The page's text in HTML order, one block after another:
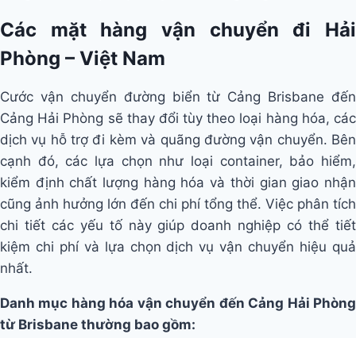
Các mặt hàng vận chuyển đi Hải
Phòng – Việt Nam
Cước vận chuyển đường biển từ Cảng Brisbane đến
Cảng Hải Phòng sẽ thay đổi tùy theo loại hàng hóa, các
dịch vụ hỗ trợ đi kèm và quãng đường vận chuyển. Bên
cạnh đó, các lựa chọn như loại container, bảo hiểm,
kiểm định chất lượng hàng hóa và thời gian giao nhận
cũng ảnh hưởng lớn đến chi phí tổng thể. Việc phân tích
chi tiết các yếu tố này giúp doanh nghiệp có thể tiết
kiệm chi phí và lựa chọn dịch vụ vận chuyển hiệu quả
nhất.
Danh mục hàng hóa vận chuyển đến Cảng Hải Phòng
từ Brisbane thường bao gồm: